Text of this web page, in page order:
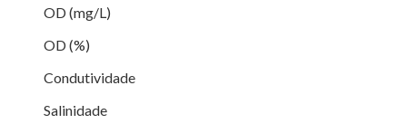
OD (mg/L)
OD (%)
Condutividade
Salinidade